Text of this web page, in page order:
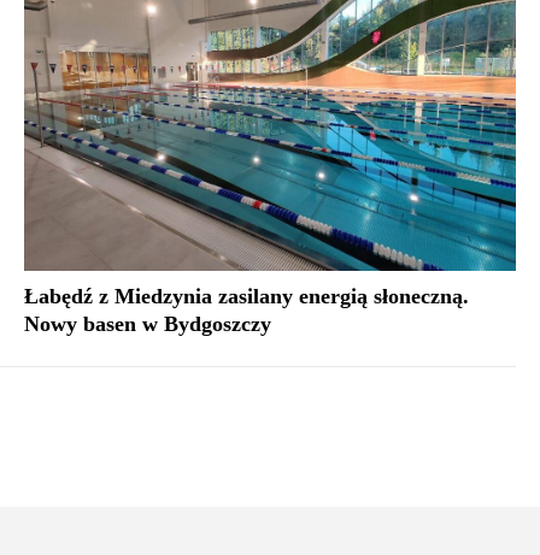
Łabędź z Miedzynia zasilany energią słoneczną.
Nowy basen w Bydgoszczy